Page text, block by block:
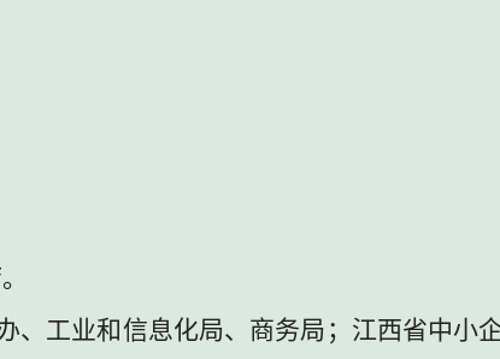
、工业和信息化局、商务局；江西省中小